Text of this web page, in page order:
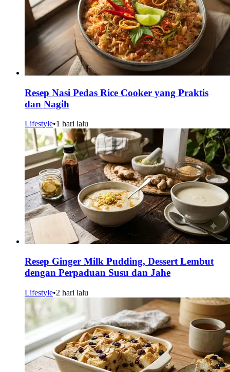
Resep Nasi Pedas Rice Cooker yang Praktis
dan Nagih
Lifestyle•1 hari lalu
Resep Ginger Milk Pudding, Dessert Lembut
dengan Perpaduan Susu dan Jahe
Lifestyle•2 hari lalu